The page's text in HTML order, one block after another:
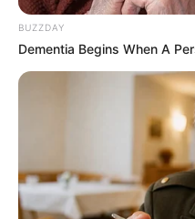
BUZZDAY
Dementia Begins When A